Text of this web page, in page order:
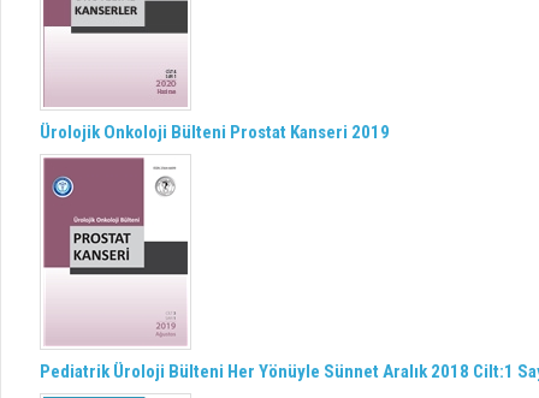
Ürolojik Onkoloji Bülteni Prostat Kanseri 2019
Pediatrik Üroloji Bülteni Her Yönüyle Sünnet Aralık 2018 Cilt:1